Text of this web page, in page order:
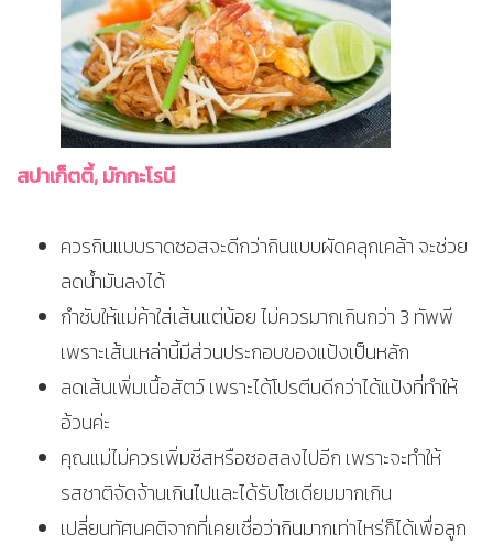
สปาเก็ตตี้, มักกะโรนี
ควรกินแบบราดซอสจะดีกว่ากินแบบผัดคลุกเคล้า จะช่วย
ลดน้ำมันลงได้
กำชับให้แม่ค้าใส่เส้นแต่น้อย ไม่ควรมากเกินกว่า 3 ทัพพี
เพราะเส้นเหล่านี้มีส่วนประกอบของแป้งเป็นหลัก
ลดเส้นเพิ่มเนื้อสัตว์ เพราะได้โปรตีนดีกว่าได้แป้งที่ทำให้
อ้วนค่ะ
คุณแม่ไม่ควรเพิ่มชีสหรือซอสลงไปอีก เพราะจะทำให้
รสชาติจัดจ้านเกินไปและได้รับโซเดียมมากเกิน
เปลี่ยนทัศนคติจากที่เคยเชื่อว่ากินมากเท่าไหร่ก็ได้เพื่อลูก